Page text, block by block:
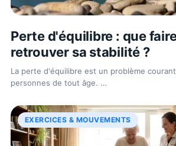
Perte d'équilibre : que
retrouver sa stabilité ?
La perte d'équilibre est un problème
personnes de tout âge. …
EXERCICES & MOUVEMENTS